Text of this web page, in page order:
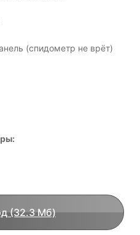
(спидометр не врёт)
(32.3 Мб)